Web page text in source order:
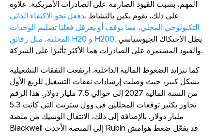
المهم، بسبب القيود الصارمة على الصادرات الأمريكية. علاوة
على ذلك، تقوم بكين بالنشاطبدفعل نحو الاكتفاء الذاتي
التكنولوجي المحلي، مما يوقف أو يعرقل فعليًا تسليم الوحدات
المحلية، مثل رقائق H20 و H200.يظل الاحتكاك الجيوسياسي
كما تتزايد الضغوط المالية الداخلية. ارتفعت النفقات التشغيلية
بشكل كبير، حيث وصلت إرشادات نفقات التشغيل للربع الأول
من السنة المالية 2027 إلى حوالي 7.5 مليار دولار. هذا الرقم
تجاوز بكثير توقعات المحللين في وول ستريت التي كانت 5.3
مليار دولار. بالإضافة إلى ذلك، الانتقال الوشيك من منصة
Blackwell إلى المنصة الأحدث Rubin قد يفعّل ضغط هوامش